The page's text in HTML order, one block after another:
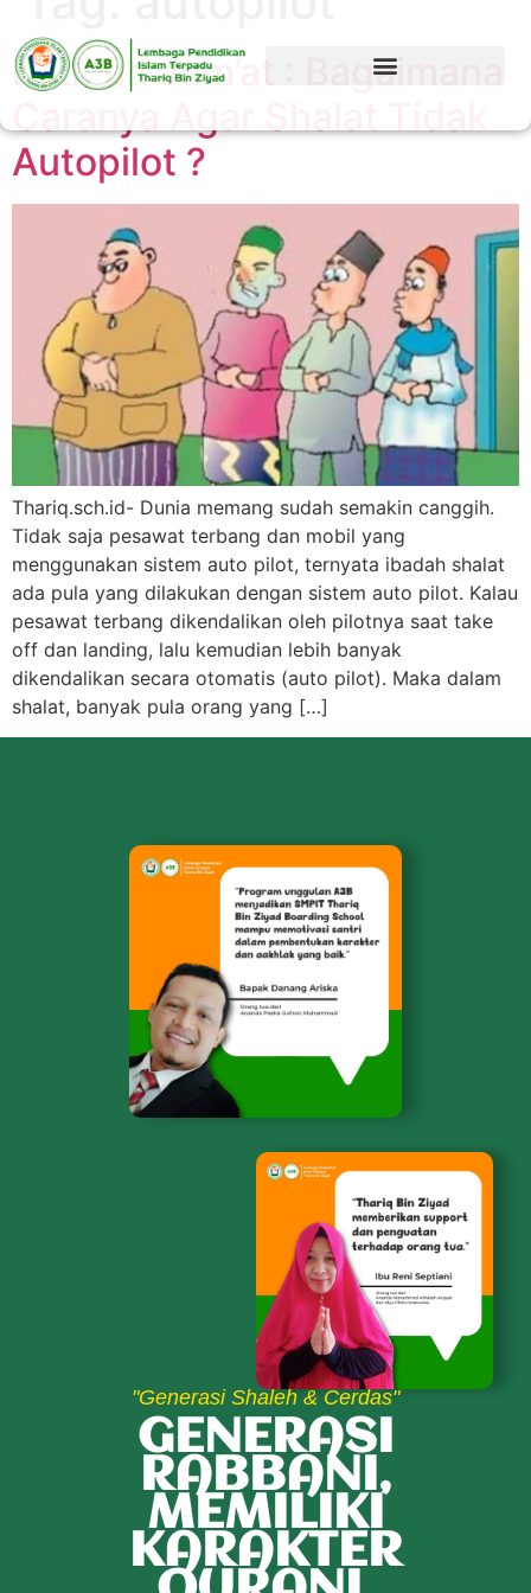
Hikmah Jum’at : Bagaimana
Autopilot ?
Thariq.sch.id- Dunia memang sudah semakin canggih.
Tidak saja pesawat terbang dan mobil yang
menggunakan sistem auto pilot, ternyata ibadah shalat
ada pula yang dilakukan dengan sistem auto pilot. Kalau
pesawat terbang dikendalikan oleh pilotnya saat take
off dan landing, lalu kemudian lebih banyak
dikendalikan secara otomatis (auto pilot). Maka dalam
shalat, banyak pula orang yang […]
"Generasi Shaleh & Cerdas"
GENERASI
RABBANI,
MEMILIKI
KARAKTER